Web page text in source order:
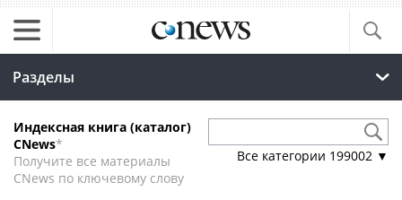
Разделы
Индексная книга (каталог)
CNews*
Получите все материалы
CNews по ключевому слову
Все категории 199002 ▼